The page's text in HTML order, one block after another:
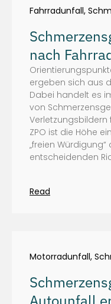
Fahrradunfall,
nach
ergeben sich aus
Dabei handelt es
von
ZPO ist die Höhe
„freien
entscheidenden
Read
Motorradunfall,